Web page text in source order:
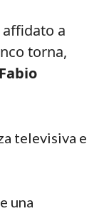
affidato a
torna,
Fabio
televisiva e
una